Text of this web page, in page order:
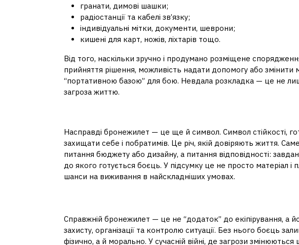
гранати, димові шашки;
радіостанції та кабелі зв’язку;
індивідуальні мітки, документи, шеврони;
кишені для карт, ножів, ліхтарів тощо.
Від того, наскільки зручно і продумано розміщене
прийняття рішення, можливість надати допомогу або змінити
“портативною базою” для бою. Невдала розкладка — це не
загроза життю.
Насправді бронежилет — це ще й символ. Символ стійкості,
захищати себе і побратимів. Це річ, якій довіряють життя.
питання бюджету або дизайну, а питання відповідності:
до якого готується боєць. У підсумку це не просто матеріал
шанси на виживання в найскладніших умовах.
Справжній бронежилет — це не “додаток” до екіпірування, а
захисту, організації та контролю ситуації. Без нього боєць
фізично, а й морально. У сучасній війні, де загрози